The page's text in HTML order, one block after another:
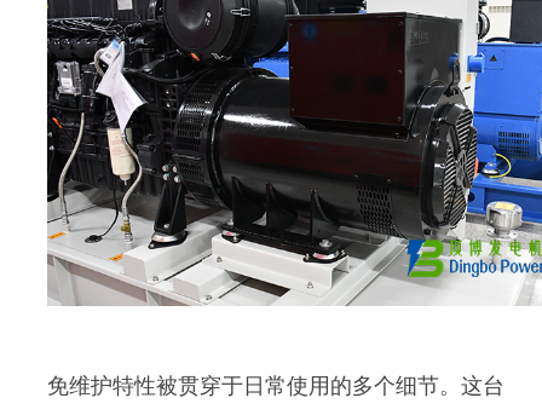
免维护特性被贯穿于日常使用的多个细节。这台